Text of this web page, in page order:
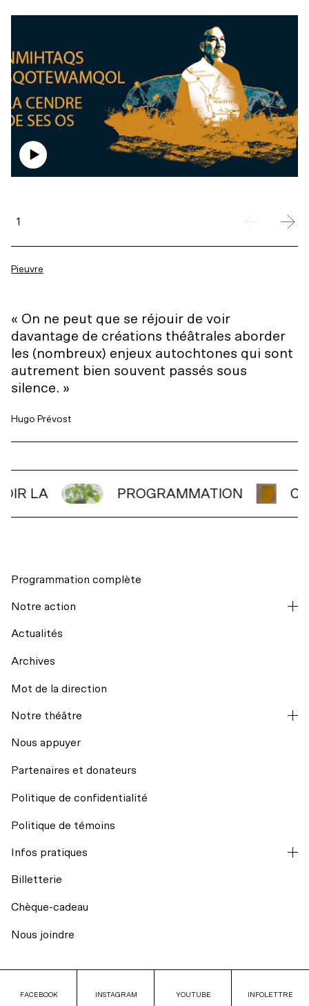
1
Pieuvre
Hugo Prévost
« On ne peut que se réjouir de voir
davantage de créations théâtrales aborder
les (nombreux) enjeux autochtones qui sont
autrement bien souvent passés sous
silence. »
LA PROGRAMMATION
Programmation complète
Notre action
La codiffusion
Résidences d’écriture
Billets du coeur Desjardins
Actualités
Archives
Mot de la direction
Notre théâtre
Mission et historique
Conseil d’administration
Nous appuyer
Partenaires et donateurs
Politique de confidentialité
Politique de témoins
Infos pratiques
Transport collectif
Billetterie
Chèque-cadeau
Nous joindre
FACEBOOK
FACEBOOK INSTAGRAM
INSTAGRAM YOUTUBE
YOUTUBE INFOLETTRE
INFOLETTRE